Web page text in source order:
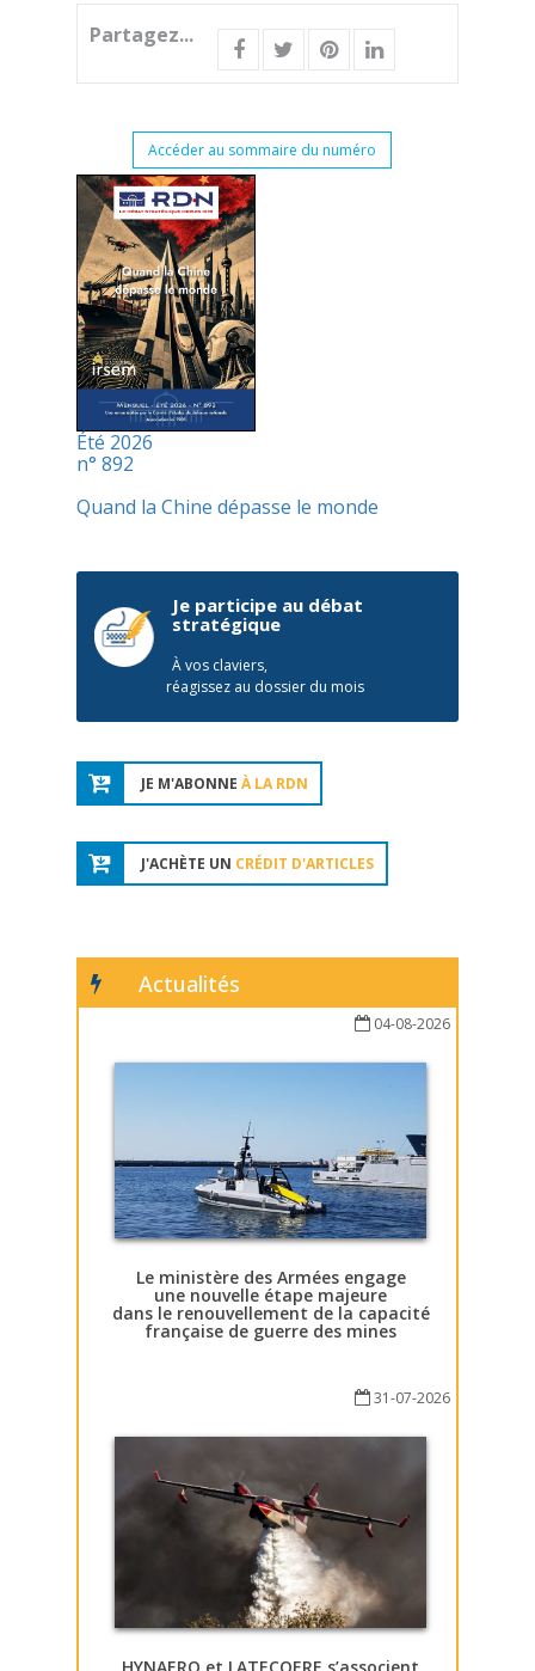
Partagez...
Accéder au sommaire du numéro
Été 2026
n° 892
Quand la Chine dépasse le monde
Je participe au débat
stratégique
À vos claviers,
réagissez au dossier du mois
JE M'ABONNE À LA RDN
J'ACHÈTE UN CRÉDIT D'ARTICLES
Actualités
04-08-2026
Le ministère des Armées engage
une nouvelle étape majeure
dans le renouvellement de la capacité
française de guerre des mines
31-07-2026
HYNAERO et LATECOERE s’associent